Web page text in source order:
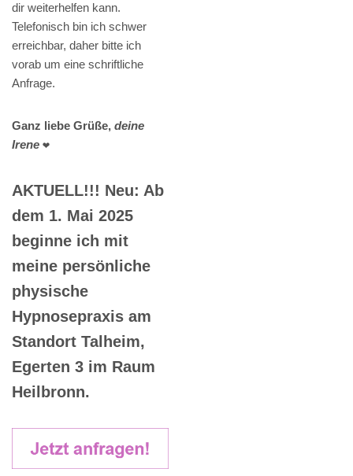
dir weiterhelfen kann.
Telefonisch bin ich schwer
erreichbar, daher bitte ich
vorab um eine schriftliche
Anfrage.
Ganz liebe Grüße, deine
Irene ❤️
AKTUELL!!! Neu: Ab
dem 1. Mai 2025
beginne ich mit
meine persönliche
physische
Hypnosepraxis am
Standort Talheim,
Egerten 3 im Raum
Heilbronn.